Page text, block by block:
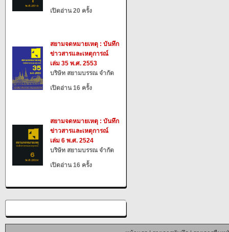
เปิดอ่าน 20 ครั้ง
สยามจดหมายเหตุ : บันทึก
ข่าวสารและเหตุการณ์
เล่ม 35 พ.ศ. 2553
บริษัท สยามบรรณ จำกัด
เปิดอ่าน 16 ครั้ง
สยามจดหมายเหตุ : บันทึก
ข่าวสารและเหตุการณ์
เล่ม 6 พ.ศ. 2524
บริษัท สยามบรรณ จำกัด
เปิดอ่าน 16 ครั้ง